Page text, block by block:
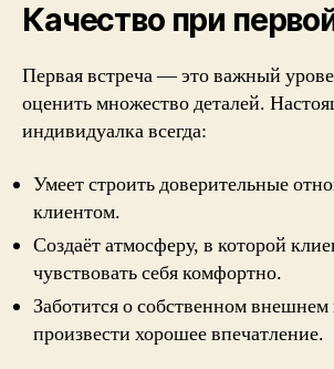
Качество при
Первая встреча — это важный
оценить множество деталей.
индивидуалка всегда:
Умеет строить доверительные
клиентом.
Создаёт атмосферу, в которой
чувствовать себя комфортно.
Заботится о собственном внешнем
произвести хорошее впечатление.